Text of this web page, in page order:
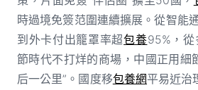
時過境免簽范圍連續擴展。從智能
到外卡付出籠罩率超包養95%，
節時代不打烊的商場，中國正用細
后一公里”。國度移包養網平易近治